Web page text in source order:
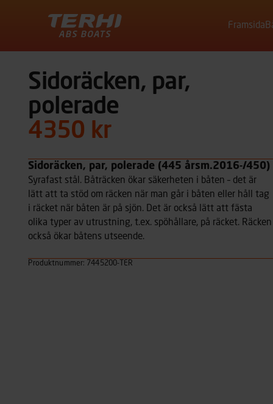
Framsida
Sidoräcken, par,
polerade
4350 kr
Sidoräcken, par, polerade (445 årsm.2016-/450)
Syrafast stål. Båträcken ökar säkerheten i båten – det är
lätt att ta stöd om räcken när man går i båten eller håll tag
i räcket när båten är på sjön. Det är också lätt att fästa
olika typer av utrustning, t.ex. spöhållare, på räcket. Räcken
också ökar båtens utseende.
Produktnummer: 7445200-TER